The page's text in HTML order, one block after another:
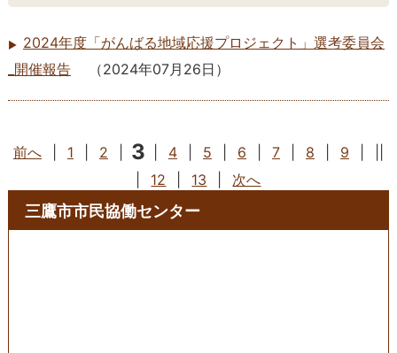
2024年度「がんばる地域応援プロジェクト」選考委員会
_開催報告
（2024年07月26日 ）
前へ 1 2 3 4 5 6 7 8 9
12 13 次へ
三鷹市市民協働センター